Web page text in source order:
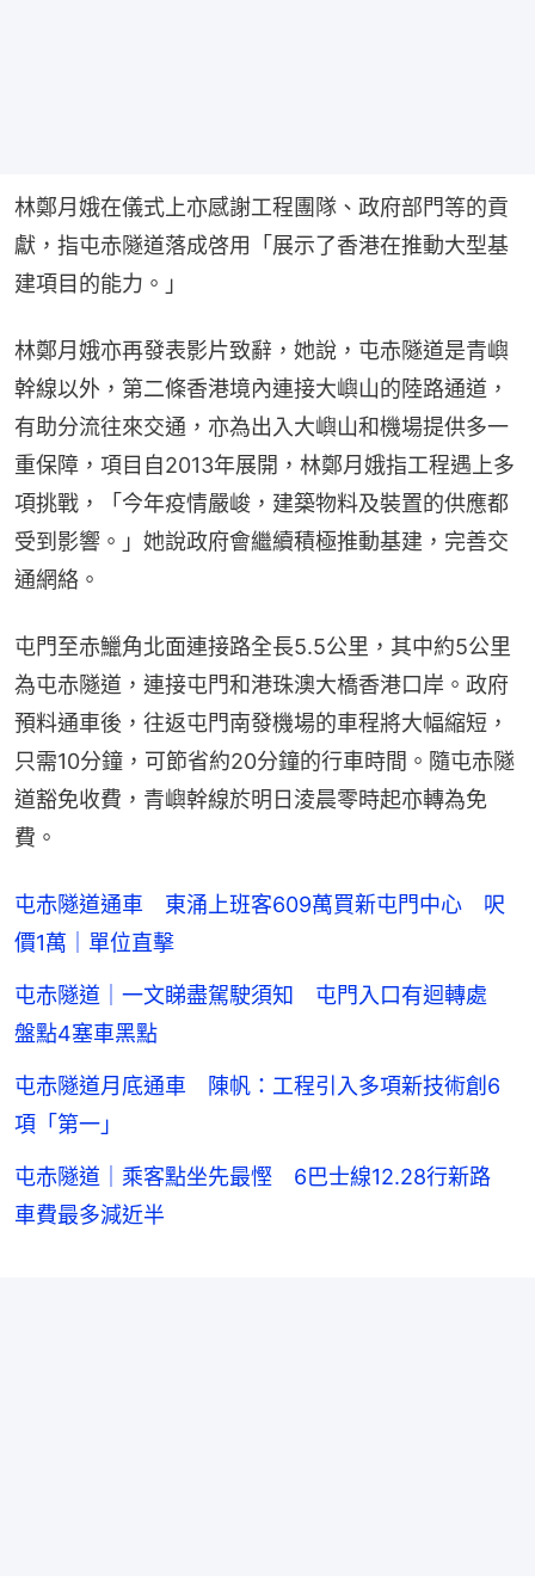
林鄭月娥在儀式上亦感謝工程團隊、政府部門等的貢
獻，指屯赤隧道落成啓用「展示了香港在推動大型基
建項目的能力。」
林鄭月娥亦再發表影片致辭，她說，屯赤隧道是青嶼
幹線以外，第二條香港境內連接大嶼山的陸路通道，
有助分流往來交通，亦為出入大嶼山和機場提供多一
重保障，項目自2013年展開，林鄭月娥指工程遇上多
項挑戰，「今年疫情嚴峻，建築物料及裝置的供應都
受到影響。」她說政府會繼續積極推動基建，完善交
通網絡。
屯門至赤鱲角北面連接路全長5.5公里，其中約5公里
為屯赤隧道，連接屯門和港珠澳大橋香港口岸。政府
預料通車後，往返屯門南發機場的車程將大幅縮短，
只需10分鐘，可節省約20分鐘的行車時間。隨屯赤隧
道豁免收費，青嶼幹線於明日淩晨零時起亦轉為免
費。
屯赤隧道通車 東涌上班客609萬買新屯門中心 呎
價1萬｜單位直擊
屯赤隧道｜一文睇盡駕駛須知 屯門入口有迴轉處
盤點4塞車黑點
屯赤隧道月底通車 陳帆：工程引入多項新技術創6
項「第一」
屯赤隧道｜乘客點坐先最慳 6巴士線12.28行新路
車費最多減近半